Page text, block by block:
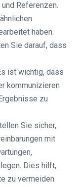
Referenzen.
haben.
Sie darauf, dass
ist wichtig, dass
kommunizieren
zu
Sie sicher,
mit
Dies hilft,
zu vermeiden.